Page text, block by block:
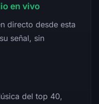
en vivo
directo desde esta
señal, sin
del top 40,